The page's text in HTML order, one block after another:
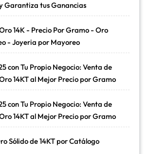
Garantiza tus Ganancias
14K - Precio Por Gramo - Oro
- Joyeria por Mayoreo
con Tu Propio Negocio: Venta de
14KT al Mejor Precio por Gramo
con Tu Propio Negocio: Venta de
14KT al Mejor Precio por Gramo
Sólido de 14KT por Catálogo